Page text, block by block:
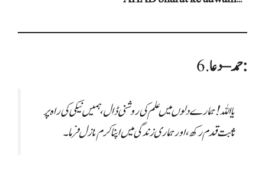
6. حمد–دعا:
یا اللہ! ہمارے دلوں میں علم کی روشنی ڈال، ہمیں نیکی کی راہ پر
ثابت قدم رکھ، اور ہماری زندگی میں اپنا کرم نازل فرما۔